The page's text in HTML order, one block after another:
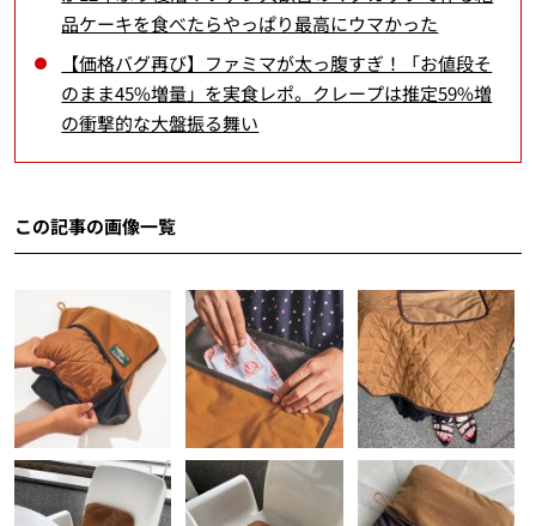
品ケーキを食べたらやっぱり最高にウマかった
【価格バグ再び】ファミマが太っ腹すぎ！「お値段そ
のまま45%増量」を実食レポ。クレープは推定59%増
の衝撃的な大盤振る舞い
この記事の画像一覧